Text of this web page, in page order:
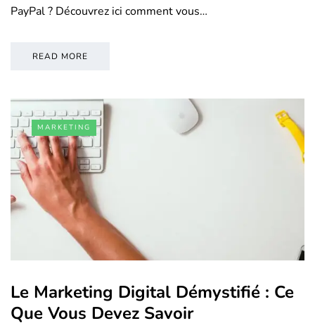
PayPal ? Découvrez ici comment vous…
READ MORE
MARKETING
Le Marketing Digital Démystifié : Ce
Que Vous Devez Savoir